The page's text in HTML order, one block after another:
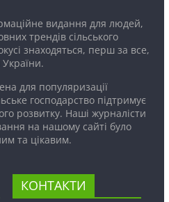
видання для людей,
трендів сільського
знаходяться, перш за все,
для популяризації
господарство підтримує
розвитку. Наші журналісти
на нашому сайті було
та цікавим.
КОНТАКТИ